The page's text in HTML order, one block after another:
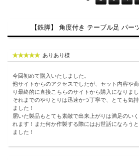
【鉄脚】 角度付き テーブル足 パー
ありあり様
今回初めて購入いたしました。
他サイトからのアクセスでしたが、セット内容や
り最終的に直接こちらのサイトから購入になりまし
それまでのやりとりは迅速かつ丁寧で、とても気
ました！
届いた製品もとても素敵で出来上がりは満足のい
れます！また何か作製する際にはお世話になろう
ました！